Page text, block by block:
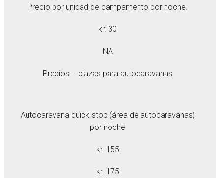
Precio por unidad de campamento por noche.
kr. 30
NA
Precios – plazas para autocaravanas
Autocaravana quick-stop (área de autocaravanas)
por noche
kr. 155
kr. 175